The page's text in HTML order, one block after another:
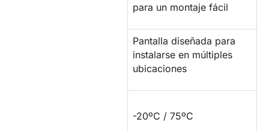
para un montaje fácil
Pantalla diseñada para
instalarse en múltiples
ubicaciones
-20ºC / 75ºC